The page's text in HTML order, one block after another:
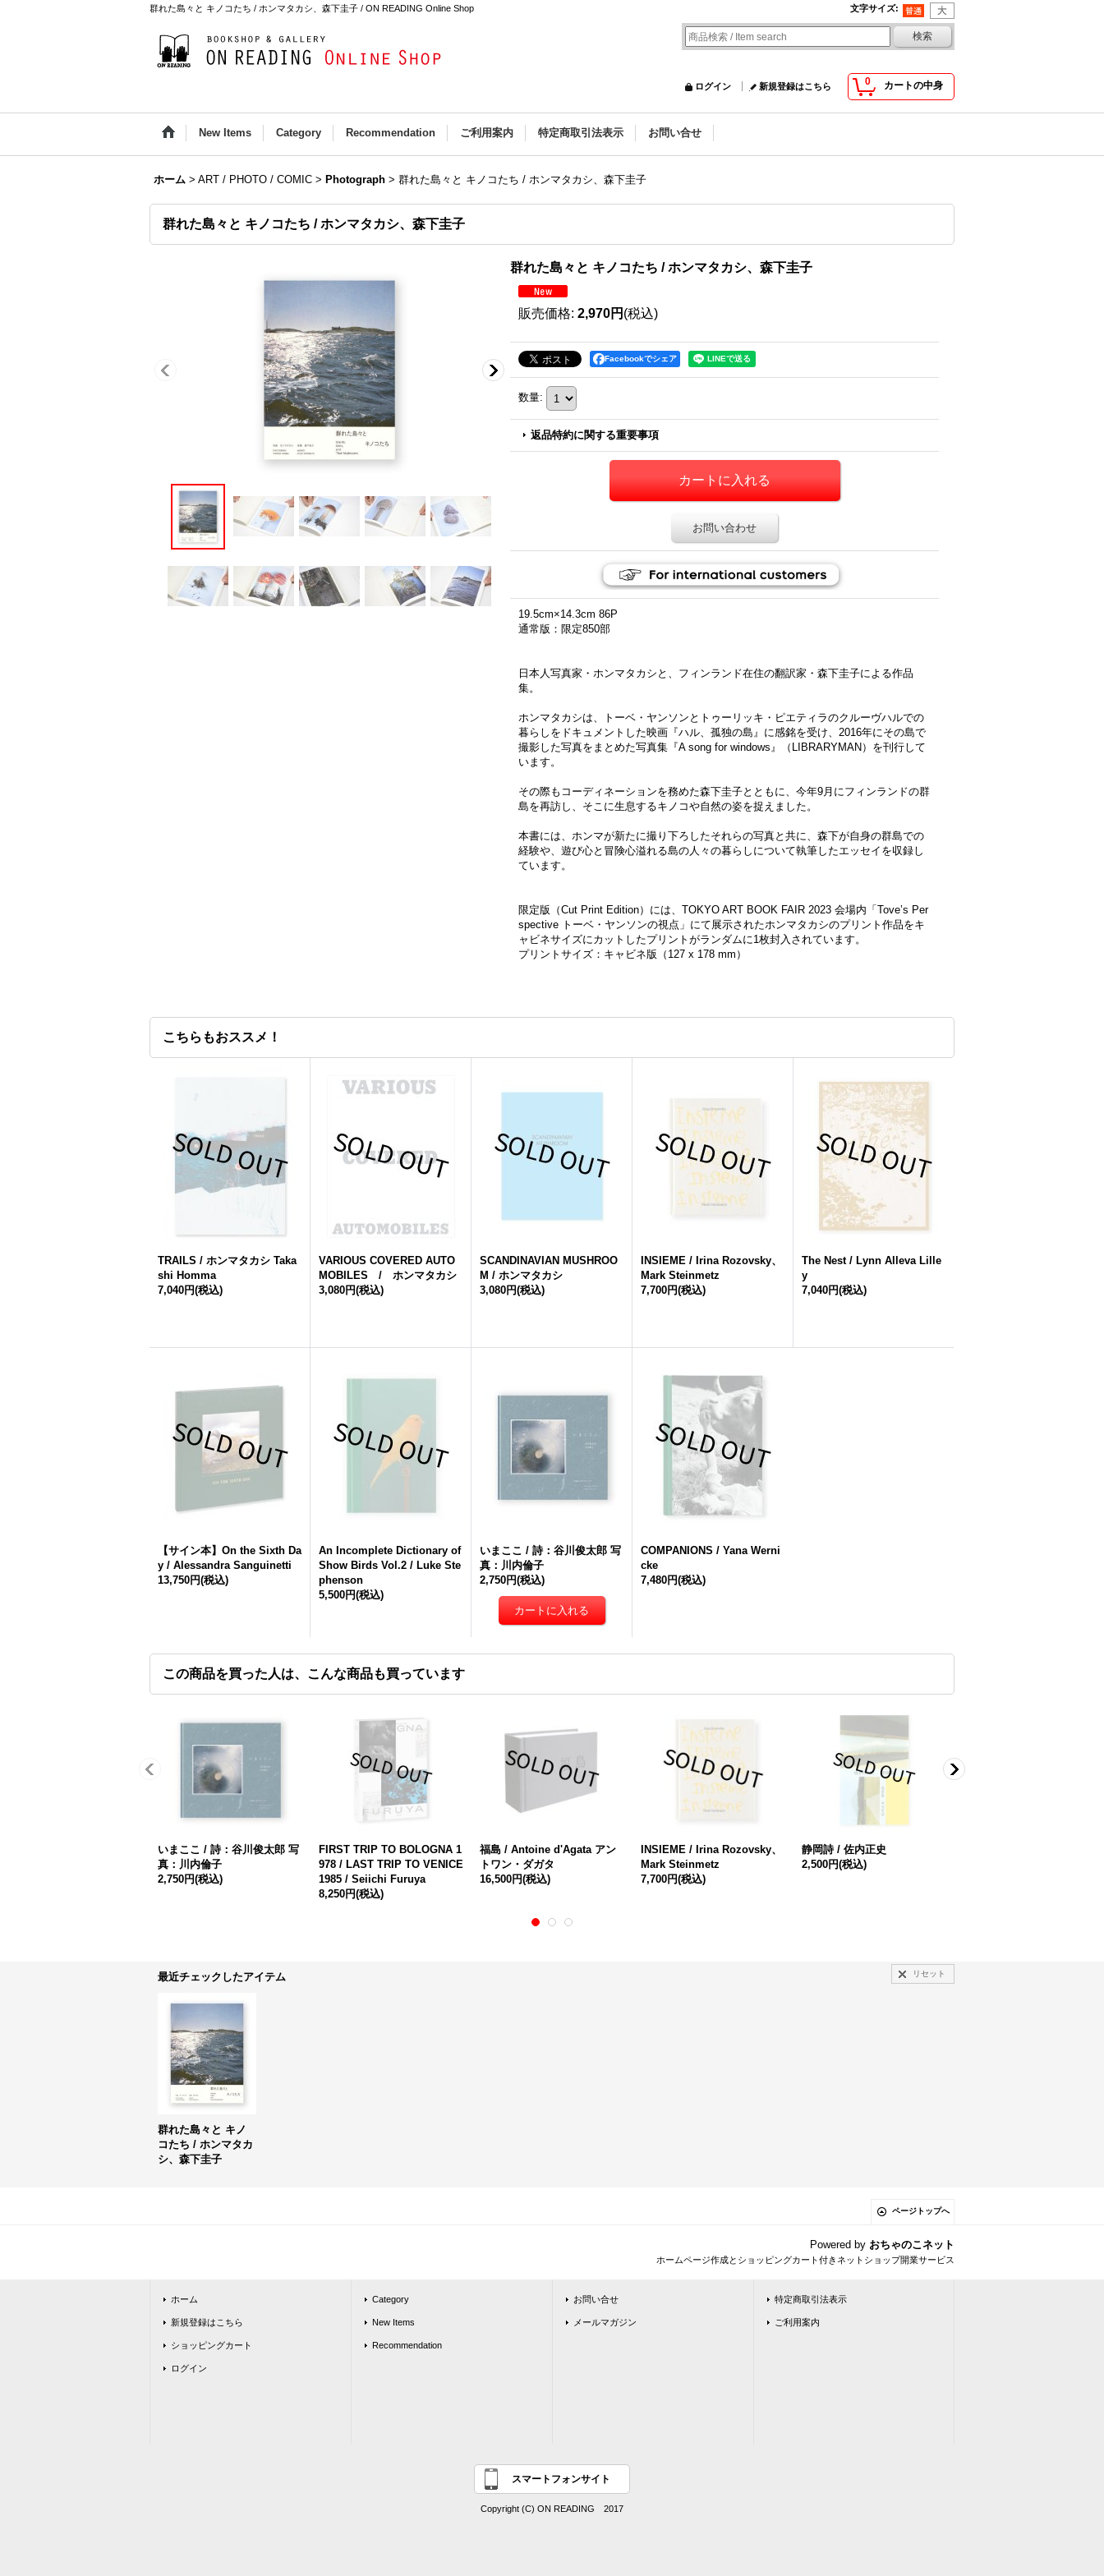
群れた島々と キノコたち / ホンマタカシ、森下圭子 / ON READING Online Shop 文字サイズ:
0 カートの中身
ログイン 新規登録はこちら
New Items Category Recommendation ご利用案内 特定商取引法表示 お問い合せ
ホーム > ART / PHOTO / COMIC > Photograph > 群れた島々と キノコたち / ホンマタカシ、森下圭子
群れた島々と キノコたち / ホンマタカシ、森下圭子
群れた島々と キノコたち / ホンマタカシ、森下圭子
販売価格: 2,970円 (税込)
Facebookでシェア
数量:
返品特約に関する重要事項
お問い合わせ
19.5cm×14.3cm 86P
通常版：限定850部
日本人写真家・ホンマタカシと、フィンランド在住の翻訳家・森下圭子による作品
集。
ホンマタカシは、トーベ・ヤンソンとトゥーリッキ・ピエティラのクルーヴハルでの
暮らしをドキュメントした映画『ハル、孤独の島』に感銘を受け、2016年にその島で
撮影した写真をまとめた写真集『A song for windows』（LIBRARYMAN）を刊行して
います。
その際もコーディネーションを務めた森下圭子とともに、今年9月にフィンランドの群
島を再訪し、そこに生息するキノコや自然の姿を捉えました。
本書には、ホンマが新たに撮り下ろしたそれらの写真と共に、森下が自身の群島での
経験や、遊び心と冒険心溢れる島の人々の暮らしについて執筆したエッセイを収録し
ています。
限定版（Cut Print Edition）には、TOKYO ART BOOK FAIR 2023 会場内「Tove’s Per
spective トーベ・ヤンソンの視点」にて展示されたホンマタカシのプリント作品をキ
ャビネサイズにカットしたプリントがランダムに1枚封入されています。
プリントサイズ：キャビネ版（127 x 178 mm）
こちらもおススメ！
TRAILS / ホンマタカシ Taka
shi Homma
7,040円(税込)
VARIOUS COVERED AUTO
MOBILES / ホンマタカシ
3,080円(税込)
SCANDINAVIAN MUSHROO
M / ホンマタカシ
3,080円(税込)
INSIEME / Irina Rozovsky、
Mark Steinmetz
7,700円(税込)
The Nest / Lynn Alleva Lille
y
7,040円(税込)
【サイン本】On the Sixth Da
y / Alessandra Sanguinetti
13,750円(税込)
An Incomplete Dictionary of
Show Birds Vol.2 / Luke Ste
phenson
5,500円(税込)
いまここ / 詩：谷川俊太郎 写
真：川内倫子
2,750円(税込)
COMPANIONS / Yana Werni
cke
7,480円(税込)
この商品を買った人は、こんな商品も買っています
いまここ / 詩：谷川俊太郎 写
真：川内倫子
2,750円(税込)
FIRST TRIP TO BOLOGNA 1
978 / LAST TRIP TO VENICE
1985 / Seiichi Furuya
8,250円(税込)
福島 / Antoine d'Agata アン
トワン・ダガタ
16,500円(税込)
INSIEME / Irina Rozovsky、
Mark Steinmetz
7,700円(税込)
静岡詩 / 佐内正史
2,500円(税込)
最近チェックしたアイテム リセット
群れた島々と キノ
コたち / ホンマタカ
シ、森下圭子
ページトップへ
Powered by おちゃのこネット
ホームページ作成とショッピングカート付きネットショップ開業サービス
ホーム
新規登録はこちら
ショッピングカート
ログイン
Category
New Items
Recommendation
お問い合せ
メールマガジン
特定商取引法表示
ご利用案内
スマートフォンサイト
Copyright (C) ON READING 2017